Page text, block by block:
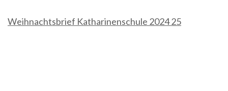
Weihnachtsbrief Katharinenschule 2024 25